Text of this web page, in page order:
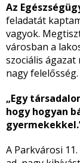
Az
feladatát
vagyok.
városban a
szociális
nagy felelősség.
„Egy
hogy hogyan
A Parkvárosi